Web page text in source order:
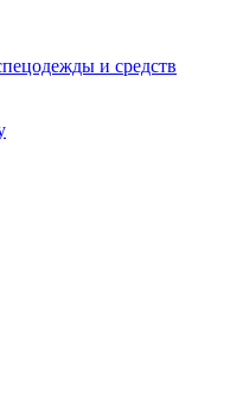
и средств